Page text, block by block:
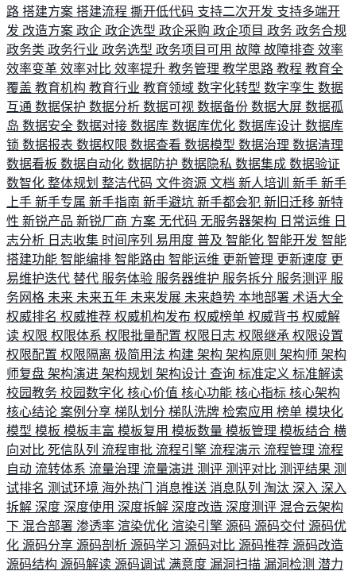
路 搭建方案 搭建流程 撕开低代码 支持二次开发 支持多端开
发 改造方案 政企 政企选型 政企采购 政企项目 政务 政务合规
政务类 政务行业 政务选型 政务项目可用 故障 故障排查 效率
效率变革 效率对比 效率提升 教务管理 教学思路 教程 教育全
覆盖 教育机构 教育行业 教育领域 数字化转型 数字孪生 数据
互通 数据保护 数据分析 数据可视 数据备份 数据大屏 数据孤
岛 数据安全 数据对接 数据库 数据库优化 数据库设计 数据库
锁 数据报表 数据权限 数据查看 数据模型 数据治理 数据清理
数据看板 数据自动化 数据防护 数据隐私 数据集成 数据验证
数智化 整体规划 整洁代码 文件资源 文档 新人培训 新手 新手
上手 新手专属 新手指南 新手避坑 新手都会犯 新旧迁移 新特
性 新锐产品 新锐厂商 方案 无代码 无服务器架构 日常运维 日
志分析 日志收集 时间序列 易用度 普及 智能化 智能开发 智能
搭建功能 智能编排 智能路由 智能运维 更新管理 更新速度 更
易维护迭代 替代 服务体验 服务器维护 服务拆分 服务测评 服
务网格 未来 未来五年 未来发展 未来趋势 本地部署 术语大全
权威排名 权威推荐 权威机构发布 权威榜单 权威背书 权威解
读 权限 权限体系 权限批量配置 权限日志 权限继承 权限设置
权限配置 权限隔离 极简用法 构建 架构 架构原则 架构师 架构
师复盘 架构演进 架构规划 架构设计 查询 标准定义 标准解读
校园教务 校园数字化 核心价值 核心功能 核心指标 核心架构
核心结论 案例分享 梯队划分 梯队洗牌 检索应用 榜单 模块化
模型 模板 模板丰富 模板复用 模板数量 模板管理 模板结合 横
向对比 死信队列 流程审批 流程引擎 流程演示 流程管理 流程
自动 流转体系 流量治理 流量演进 测评 测评对比 测评结果 测
试排名 测试环境 海外热门 消息推送 消息队列 淘汰 深入 深入
拆解 深度 深度使用 深度拆解 深度改造 深度测评 混合云架构
下 混合部署 渗透率 渲染优化 渲染引擎 源码 源码交付 源码优
化 源码分享 源码剖析 源码学习 源码对比 源码推荐 源码改造
源码结构 源码解读 源码调试 满意度 漏洞扫描 漏洞检测 潜力